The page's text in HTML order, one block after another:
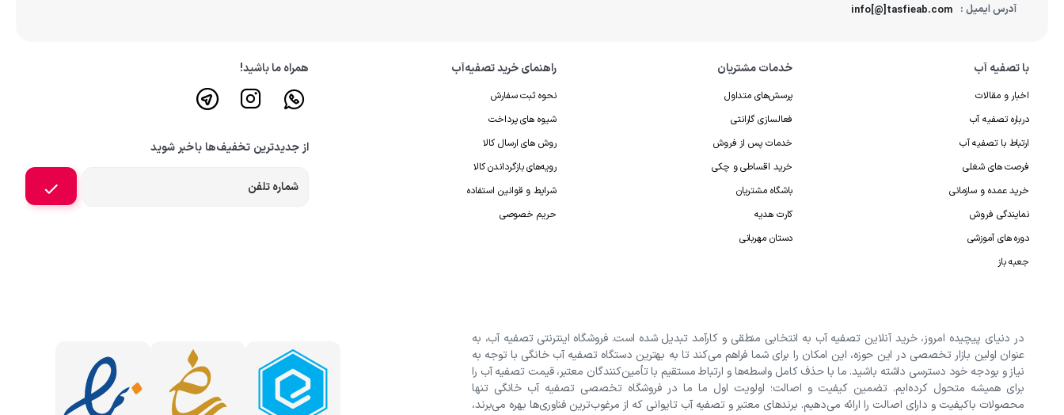
آدرس ایمیل : info[@]tasfieab.com
با تصفیه آب
اخبار و مقالات
درباره تصفیه آب
ارتباط با تصفیه آب
فرصت های شغلی
خرید عمده و سازمانی
نمایندگی فروش
دوره های آموزشی
جعبه باز
خدمات مشتریان
پرسش‌های متداول
فعالسازی گارانتی
خدمات پس از فروش
خرید اقساطی و چکی
باشگاه مشتریان
کارت هدیه
دستان مهربانی
راهنمای خرید تصفیه‌آب
نحوه ثبت سفارش
شیوه های پرداخت
روش های ارسال کالا
رویه‌های بازگرداندن کالا
شرایط و قوانین استفاده
حریم خصوصی
همراه ما باشید!
از جدیدترین تخفیف‌ها باخبر شوید
در دنیای پیچیده امروز، خرید آنلاین تصفیه آب به انتخابی منطقی و کارآمد تبدیل شده است. فروشگاه اینترنتی تصفیه آب، به
عنوان اولین بازار تخصصی در این حوزه، این امکان را برای شما فراهم می‌کند تا به بهترین دستگاه تصفیه آب خانگی با توجه به
نیاز و بودجه خود دسترسی داشته باشید. ما با حذف کامل واسطه‌ها و ارتباط مستقیم با تأمین‌کنندگان معتبر، قیمت تصفیه آب را
برای همیشه متحول کرده‌ایم. تضمین کیفیت و اصالت؛ اولویت اول ما ما در فروشگاه تخصصی تصفیه آب خانگی تنها
محصولات باکیفیت و دارای اصالت را ارائه می‌دهیم. برندهای معتبر و تصفیه آب تایوانی که از مرغوب‌ترین فناوری‌ها بهره می‌برند،